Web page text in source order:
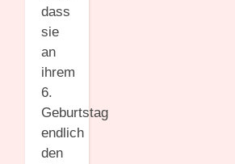
dass
sie
an
ihrem
6.
Geburtstag
endlich
den